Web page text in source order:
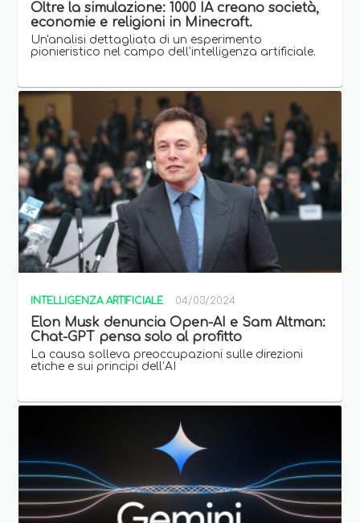
Oltre la simulazione: 1000 IA creano società,
economie e religioni in Minecraft.
Un'analisi dettagliata di un esperimento
pionieristico nel campo dell'intelligenza artificiale.
INTELLIGENZA ARTIFICIALE 04/03/2024
Elon Musk denuncia Open-AI e Sam Altman:
Chat-GPT pensa solo al profitto
La causa solleva preoccupazioni sulle direzioni
etiche e sui principi dell’AI